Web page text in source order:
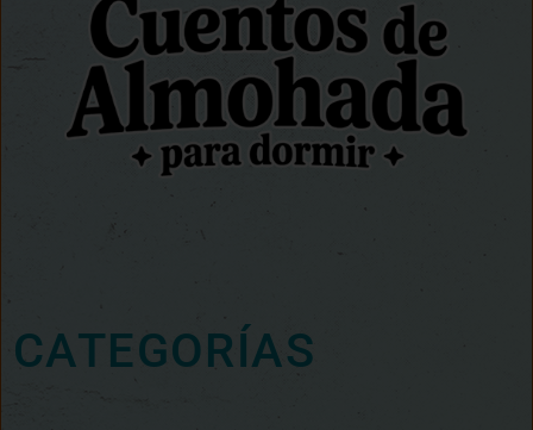
CATEGORÍAS